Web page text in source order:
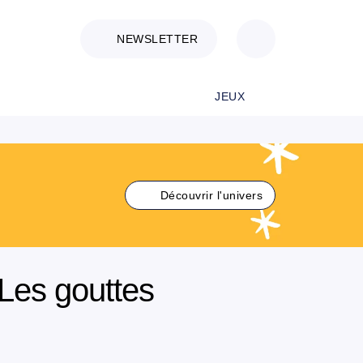
NEWSLETTER
JEUX
Découvrir l'univers
gouttes